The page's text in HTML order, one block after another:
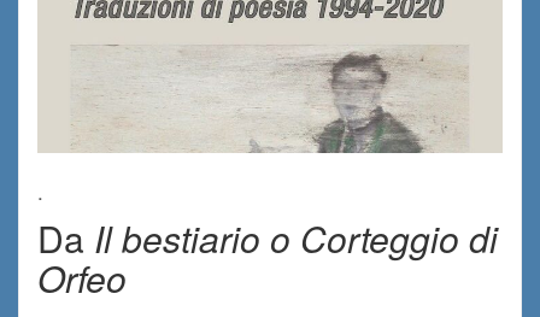
.
Da Il bestiario o Corteggio di
Orfeo